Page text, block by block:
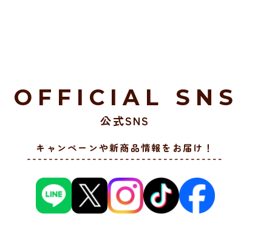
OFFICIAL SNS
公式SNS
キャンペーンや新商品情報をお届け！